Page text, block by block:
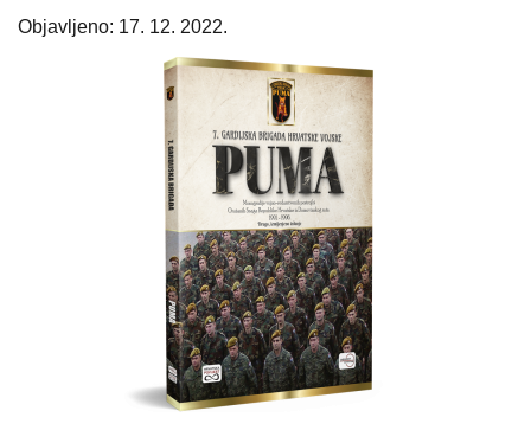
Objavljeno: 17. 12. 2022.